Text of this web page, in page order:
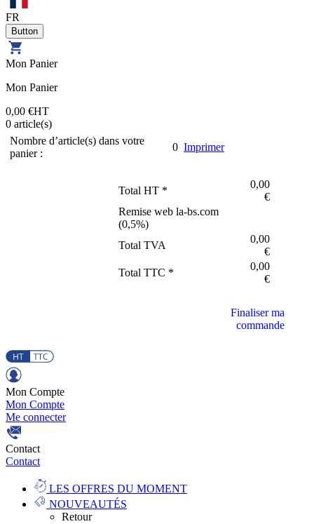
FR
Mon Panier
Mon Panier
0,00 €HT
0 article(s)
Nombre d’article(s) dans votre
panier :
0 Imprimer
Total HT *
0,00
€
Remise web la-bs.com
(0,5%)
Total TVA
0,00
€
Total TTC *
0,00
€
Finaliser ma
commande
Mon Compte
Mon Compte
Me connecter
Contact
Contact
LES OFFRES DU MOMENT
NOUVEAUTÉS
Retour